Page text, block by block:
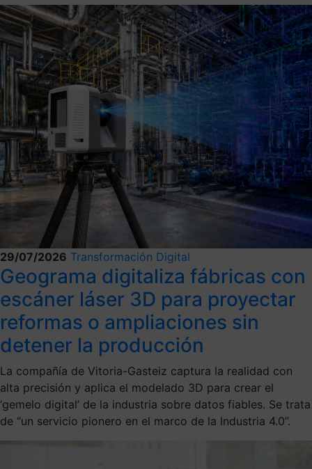
29/07/2026 Transformación Digital
Geograma digitaliza fábricas con
escáner láser 3D para proyectar
reformas o ampliaciones sin
detener la producción
La compañía de Vitoria-Gasteiz captura la realidad con
alta precisión y aplica el modelado 3D para crear el
‘gemelo digital’ de la industria sobre datos fiables. Se trata
de “un servicio pionero en el marco de la Industria 4.0”.